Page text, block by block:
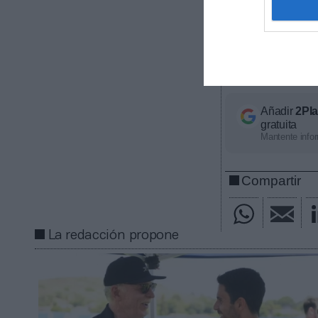
contratos de
económico
Añadir
gratuita
Mantente
Compartir
La redacción propone